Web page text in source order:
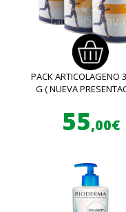
PACK ARTICOLAGENO
G ( NUEVA
55,00€